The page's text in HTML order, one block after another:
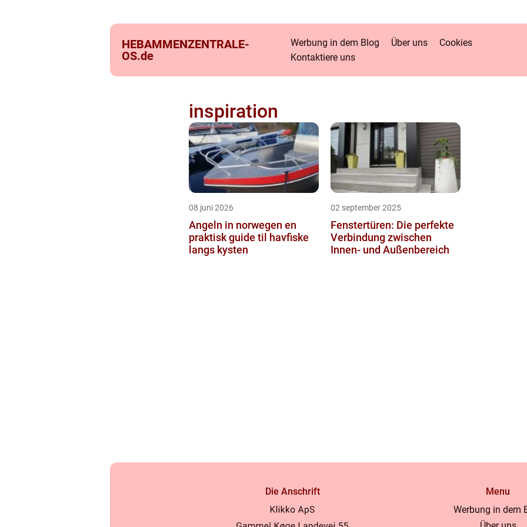
HEBAMMENZENTRALE-
OS.de
Werbung in dem Blog Über uns
Cookies
Kontaktiere uns
inspiration
08 juni 2026
Angeln in norwegen en
praktisk guide til havfiske
langs kysten
02 september 2025
Fenstertüren: Die perfekte
Verbindung zwischen
Innen- und Außenbereich
Die Anschrift
Menu
Werbung in dem